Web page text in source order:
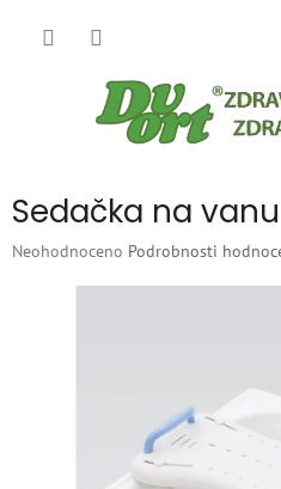
Sedačka na vanu
Průměrné
Neohodnoceno Podrobnosti